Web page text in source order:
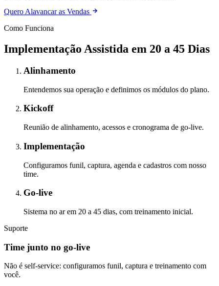
Quero Alavancar as Vendas
Como Funciona
Implementação Assistida em 20 a 45 Dias
Alinhamento
Entendemos sua operação e definimos os módulos do plano.
Kickoff
Reunião de alinhamento, acessos e cronograma de go-live.
Implementação
Configuramos funil, captura, agenda e cadastros com nosso
time.
Go-live
Sistema no ar em 20 a 45 dias, com treinamento inicial.
Suporte
Time junto no go-live
Não é self-service: configuramos funil, captura e treinamento com
você.